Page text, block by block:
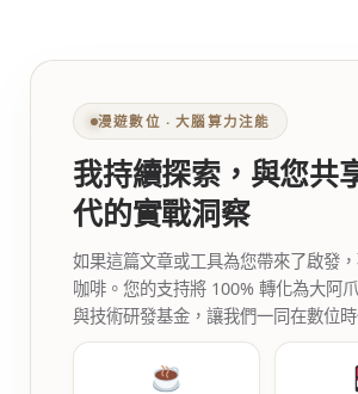
漫遊數位 ‧ 大腦算力注能
我持續探索，與您共
代的實戰洞察
如果這篇文章或工具為您帶來了啟發
咖啡。您的支持將 100% 轉化為大阿
與技術研發基金，讓我們一同在數位時